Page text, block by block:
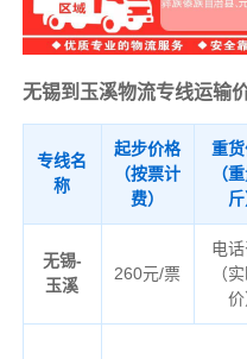
无锡到玉溪物流专线运输
专线名
称
起步价格
（按票计
费）
重
（
斤
无锡-
玉溪
260元/票
电
（
价